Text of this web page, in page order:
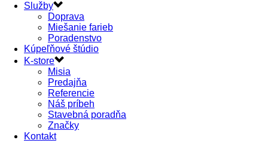
Služby
Doprava
Miešanie farieb
Poradenstvo
Kúpeľňové štúdio
K-store
Misia
Predajňa
Referencie
Náš príbeh
Stavebná poradňa
Značky
Kontakt